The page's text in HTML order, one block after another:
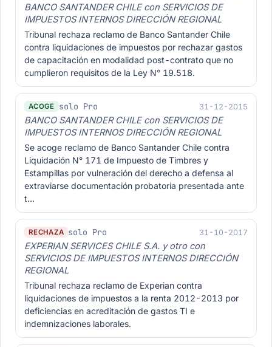
BANCO SANTANDER CHILE con SERVICIOS DE
IMPUESTOS INTERNOS DIRECCIÓN REGIONAL
Tribunal rechaza reclamo de Banco Santander Chile
contra liquidaciones de impuestos por rechazar gastos
de capacitación en modalidad post-contrato que no
cumplieron requisitos de la Ley N° 19.518.
ACOGE solo Pro 31-12-2015
BANCO SANTANDER CHILE con SERVICIOS DE
IMPUESTOS INTERNOS DIRECCIÓN REGIONAL
Se acoge reclamo de Banco Santander Chile contra
Liquidación N° 171 de Impuesto de Timbres y
Estampillas por vulneración del derecho a defensa al
extraviarse documentación probatoria presentada ante
t…
RECHAZA solo Pro 31-10-2017
EXPERIAN SERVICES CHILE S.A. y otro con
SERVICIOS DE IMPUESTOS INTERNOS DIRECCIÓN
REGIONAL
Tribunal rechaza reclamo de Experian contra
liquidaciones de impuestos a la renta 2012-2013 por
deficiencias en acreditación de gastos TI e
indemnizaciones laborales.